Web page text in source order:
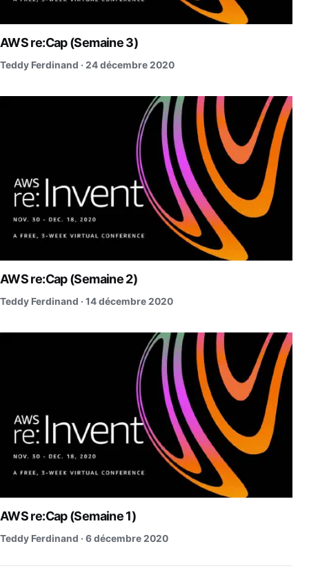
AWS re:Cap (Semaine 3)
Teddy Ferdinand · 24 décembre 2020
AWS re:Cap (Semaine 2)
Teddy Ferdinand · 14 décembre 2020
AWS re:Cap (Semaine 1)
Teddy Ferdinand · 6 décembre 2020